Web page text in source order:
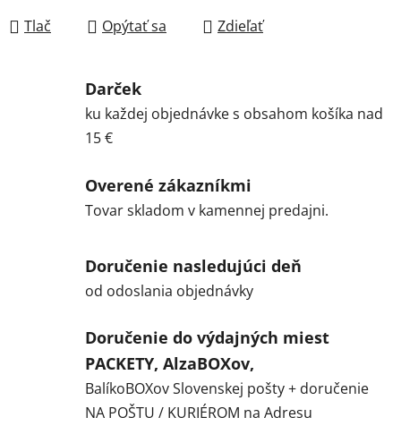
Tlač Opýtať sa Zdieľať
Darček
ku každej objednávke s obsahom košíka nad
15 €
Overené zákazníkmi
Tovar skladom v kamennej predajni.
Doručenie nasledujúci deň
od odoslania objednávky
Doručenie do výdajných miest
PACKETY, AlzaBOXov,
BalíkoBOXov Slovenskej pošty + doručenie
NA POŠTU / KURIÉROM na Adresu